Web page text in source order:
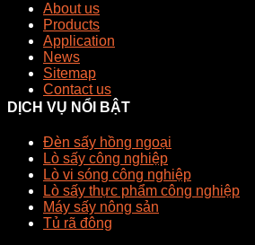
About us
Products
Application
News
Sitemap
Contact us
DỊCH VỤ NỔI BẬT
Đèn sấy hồng ngoại
Lò sấy công nghiệp
Lò vi sóng công nghiệp
Lò sấy thực phẩm công nghiệp
Máy sấy nông sản
Tủ rã đông